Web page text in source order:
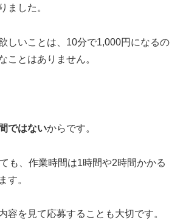
ました。
しいことは、10分で1,000円になるの
ことはありません。
ではないからです。
も、作業時間は1時間や2時間かかる
す。
容を見て応募することも大切です。